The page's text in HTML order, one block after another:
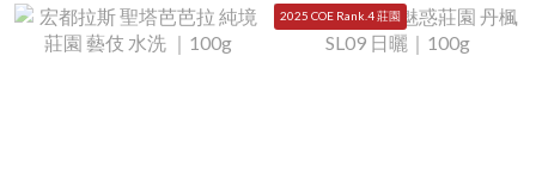
2025 COE Rank.4 莊園